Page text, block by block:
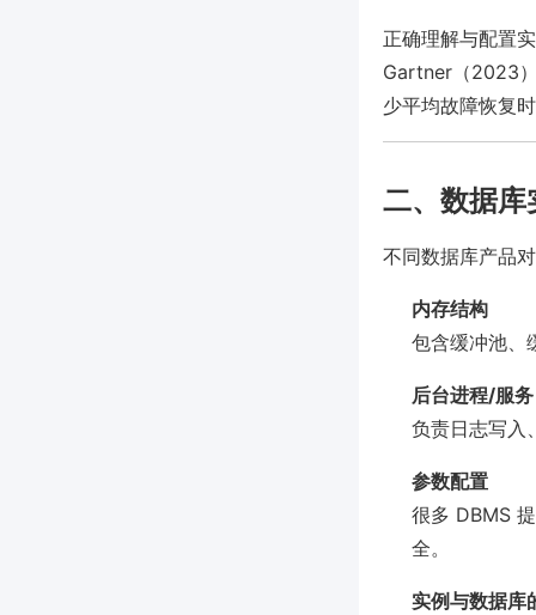
正确理解与配置
Gartner（2023
少平均故障恢复
二、数据库
不同数据库产品
内存结构
包含缓冲池、
后台进程/服务
负责日志写入
参数配置
很多 DBMS
全。
实例与数据库